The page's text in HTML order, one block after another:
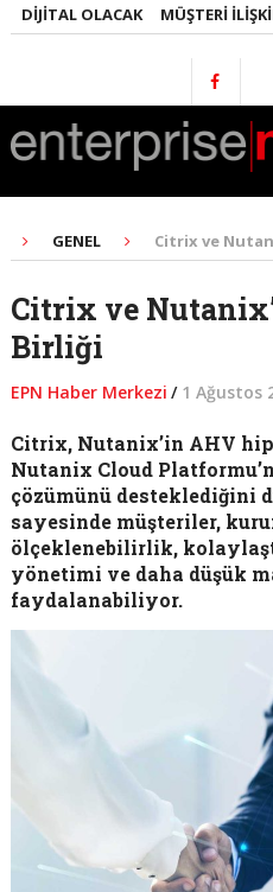
OLACAK MÜŞTERI
GENEL Citrix ve
Citrix ve
Birliği
EPN Haber Merkezi / 1 Ağustos
Citrix, Nutanix’in AHV
Nutanix Cloud
çözümünü desteklediğini
sayesinde müşteriler,
ölçeklenebilirlik,
yönetimi ve daha düşük
faydalanabiliyor.